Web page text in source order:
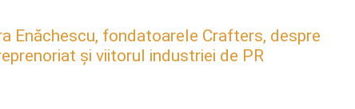
Enăchescu, fondatoarele Crafters, despre
și viitorul industriei de PR